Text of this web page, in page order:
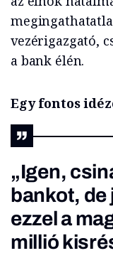
vezérigazgató,
a bank élén.
Egy fontos
„Igen,
bankot, de
ezzel a
millió